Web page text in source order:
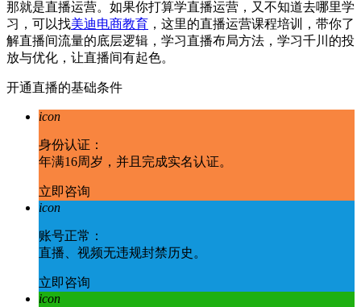
那就是直播运营。如果你打算学直播运营，又不知道去哪里学
习，可以找美迪电商教育 ，这里的直播运营课程培训，带你了
解直播间流量的底层逻辑，学习直播布局方法，学习千川的投
放与优化，让直播间有起色。
开通直播的基础条件
icon
身份认证：
年满16周岁，并且完成实名认证。
立即咨询
icon
账号正常：
直播、视频无违规封禁历史。
立即咨询
icon